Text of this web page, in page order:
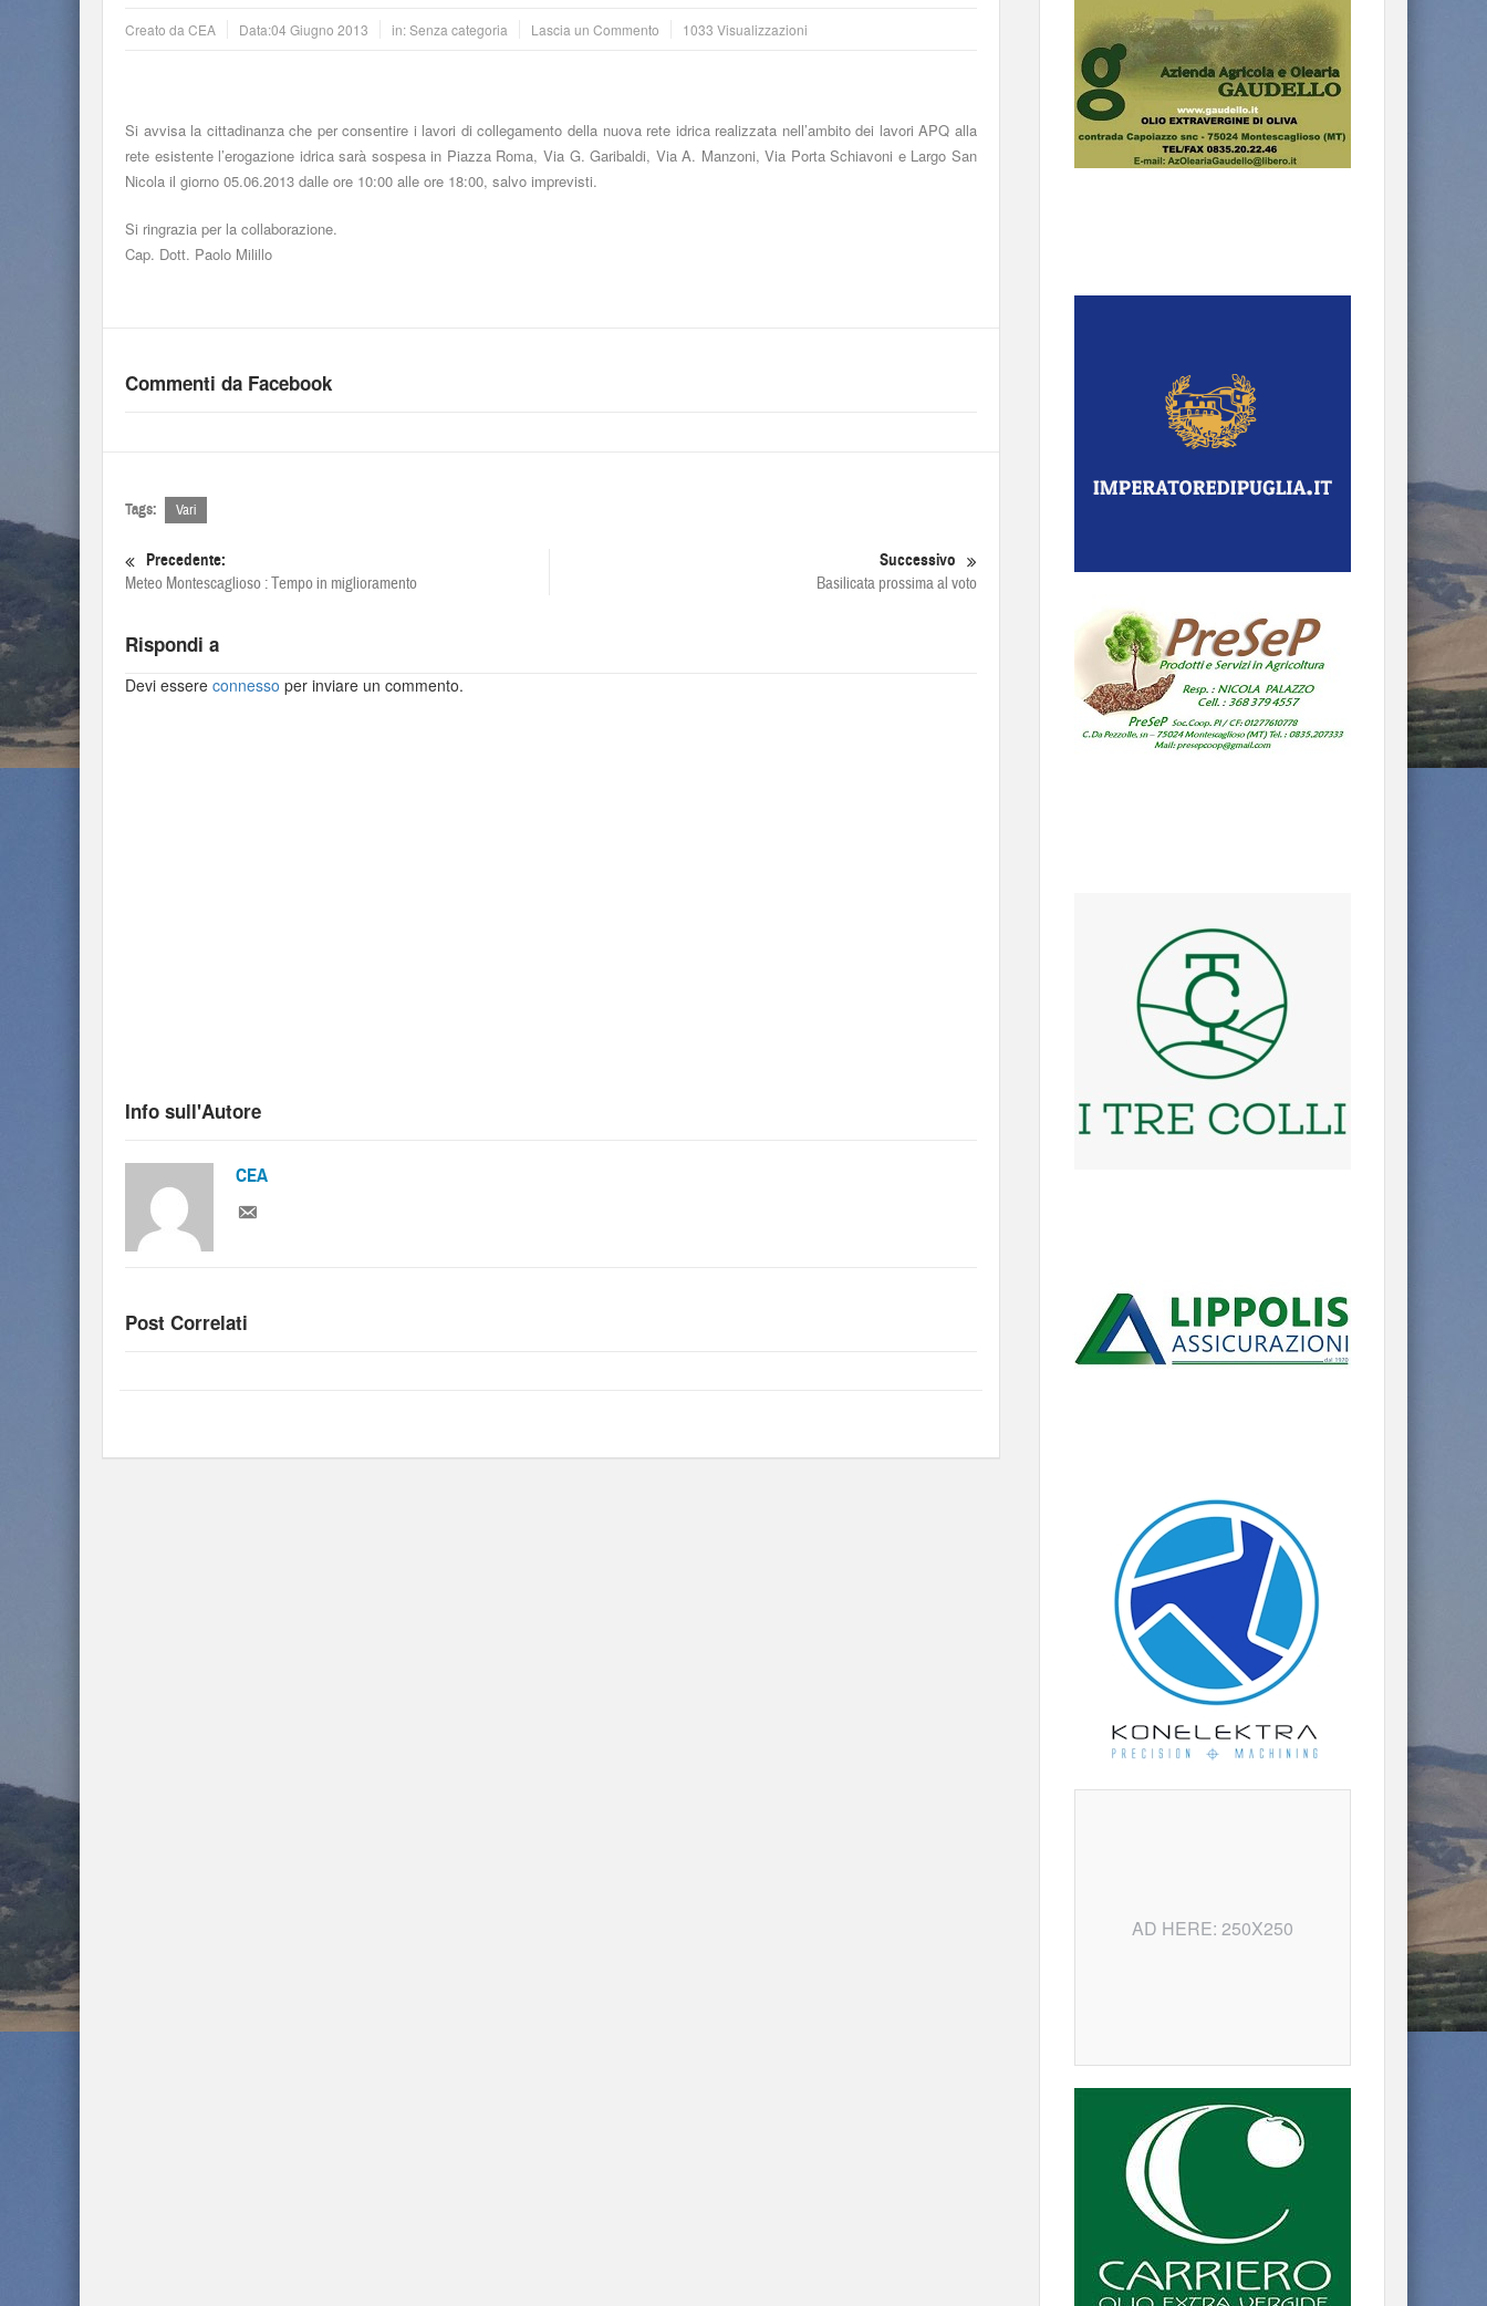
Creato da CEA Data:04 Giugno 2013 in: Senza categoria Lascia un Commento 1033 Visualizzazioni
Si avvisa la cittadinanza che per consentire i lavori di collegamento della nuova rete idrica realizzata nell’ambito dei lavori APQ alla
rete esistente l’erogazione idrica sarà sospesa in Piazza Roma, Via G. Garibaldi, Via A. Manzoni, Via Porta Schiavoni e Largo San
Nicola il giorno 05.06.2013 dalle ore 10:00 alle ore 18:00, salvo imprevisti.
Si ringrazia per la collaborazione.
Cap. Dott. Paolo Milillo
Commenti da Facebook
Tags: Vari
Precedente:
Meteo Montescaglioso : Tempo in miglioramento
Successivo
Basilicata prossima al voto
Rispondi a
Devi essere connesso per inviare un commento.
Info sull'Autore
CEA
Post Correlati
AD HERE: 250X250